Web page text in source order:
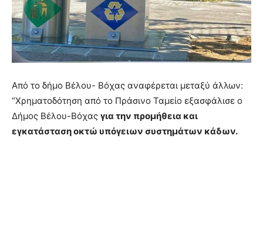
Από το δήμο Βέλου- Βόχας αναφέρεται μεταξύ άλλων:
“Χρηματοδότηση από το Πράσινο Ταμείο εξασφάλισε ο
Δήμος Βέλου-Βόχας για την προμήθεια και
εγκατάσταση οκτώ υπόγειων συστημάτων κάδων.